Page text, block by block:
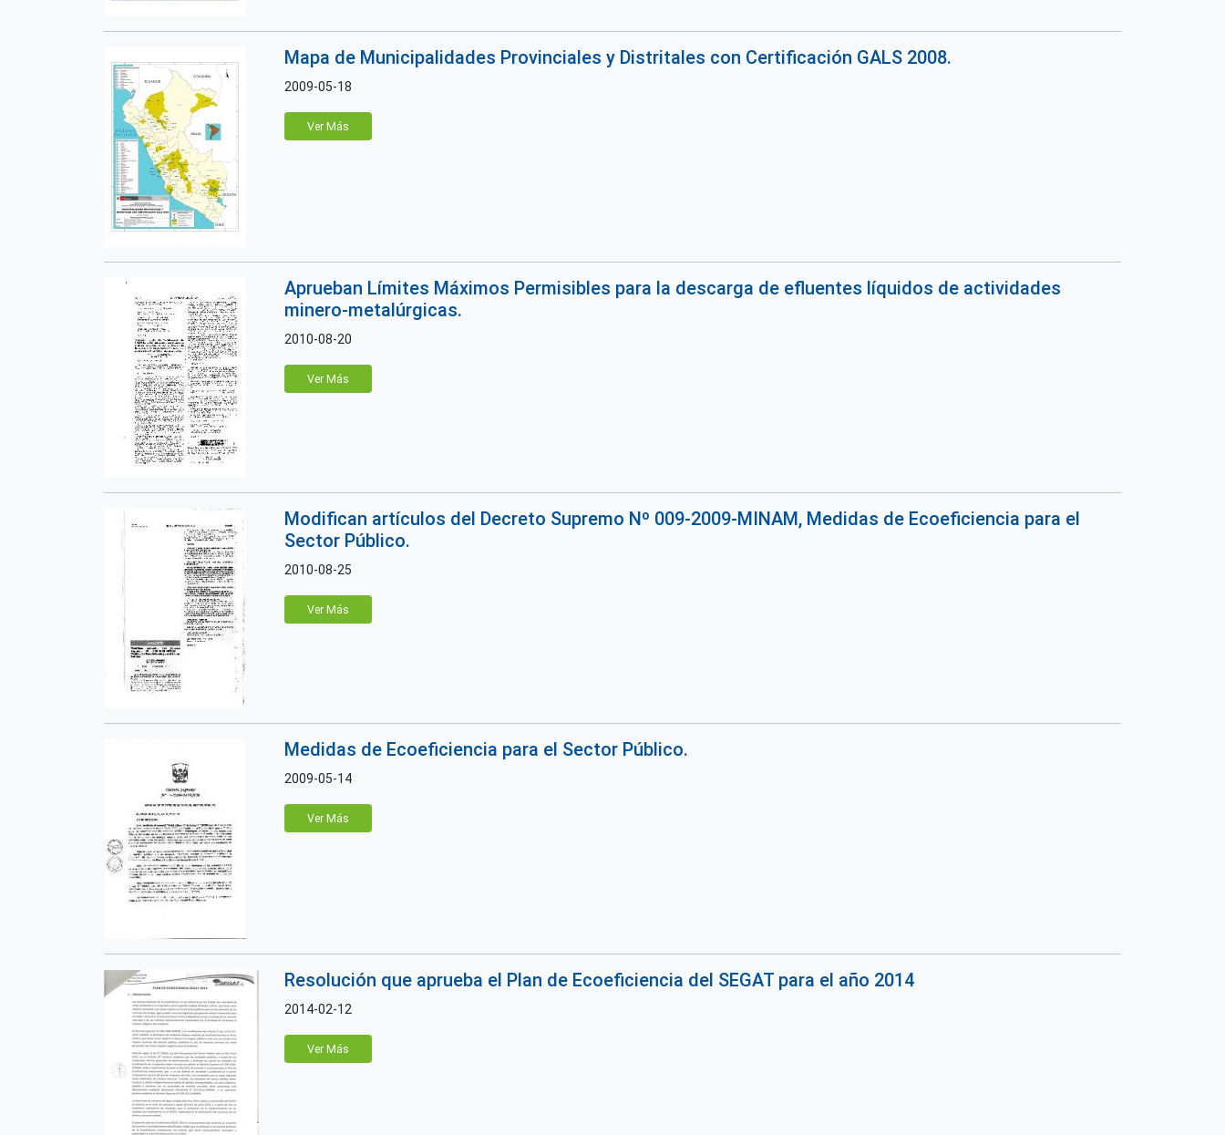
Mapa de Municipalidades Provinciales y Distritales con Certificación GALS 2008.
2009-05-18
Ver Más
Aprueban Límites Máximos Permisibles para la descarga de efluentes líquidos de actividades
minero-metalúrgicas.
2010-08-20
Ver Más
Modifican artículos del Decreto Supremo Nº 009-2009-MINAM, Medidas de Ecoeficiencia para el
Sector Público.
2010-08-25
Ver Más
Medidas de Ecoeficiencia para el Sector Público.
2009-05-14
Ver Más
Resolución que aprueba el Plan de Ecoeficiencia del SEGAT para el año 2014
2014-02-12
Ver Más